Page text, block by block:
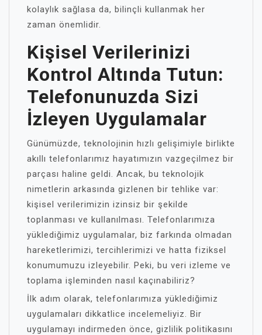
kolaylık sağlasa da, bilinçli kullanmak her
zaman önemlidir.
Kişisel Verilerinizi
Kontrol Altında Tutun:
Telefonunuzda Sizi
İzleyen Uygulamalar
Günümüzde, teknolojinin hızlı gelişimiyle birlikte
akıllı telefonlarımız hayatımızın vazgeçilmez bir
parçası haline geldi. Ancak, bu teknolojik
nimetlerin arkasında gizlenen bir tehlike var:
kişisel verilerimizin izinsiz bir şekilde
toplanması ve kullanılması. Telefonlarımıza
yüklediğimiz uygulamalar, biz farkında olmadan
hareketlerimizi, tercihlerimizi ve hatta fiziksel
konumumuzu izleyebilir. Peki, bu veri izleme ve
toplama işleminden nasıl kaçınabiliriz?
İlk adım olarak, telefonlarımıza yüklediğimiz
uygulamaları dikkatlice incelemeliyiz. Bir
uygulamayı indirmeden önce, gizlilik politikasını